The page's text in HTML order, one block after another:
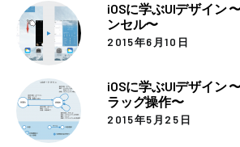
iOSに学ぶUIデザイン
ンセル〜
2015年6月10日
iOSに学ぶUIデザイン
ラッグ操作〜
2015年5月25日